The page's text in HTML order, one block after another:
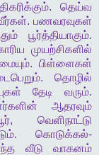
.தெய்வ
.பணவரவுகள்
பூர்த்தியாகும்.
முயற்சிகளில்
.பிள்ளைகள்
. தொழில்
தேடி வரும்.
ஆதரவும்
,வெளிநாட்டு
. கொடுக்கல்-
வீடு
வாகனம்